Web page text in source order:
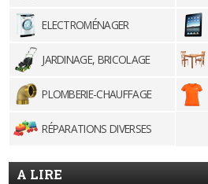
ELECTROMÉNAGER
JARDINAGE, BRICOLAGE
PLOMBERIE-CHAUFFAGE
RÉPARATIONS DIVERSES
A LIRE